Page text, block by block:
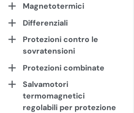
Magnetotermici
Differenziali
Protezioni contro le
sovratensioni
Protezioni combinate
Salvamotori
termomagnetici
regolabili per protezione